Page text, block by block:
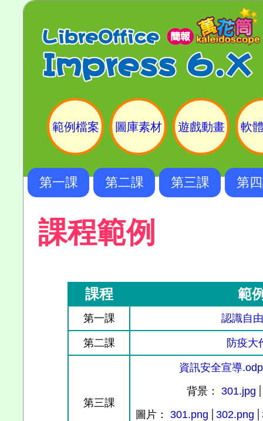
範例檔案 圖庫素材 遊戲動畫 軟
第一課 第二課 第三課 第
課程範例
課程 範
第一課 認識自
第二課 防疫大
第三課
資訊安全宣導.odp
背景： 301.jpg
圖片： 301.png 302.png